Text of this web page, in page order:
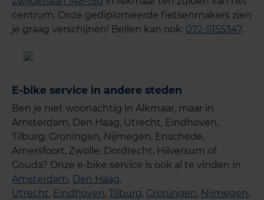
centrum. Onze gediplomeerde fietsenmakers zien
je graag verschijnen! Bellen kan ook: 072-5155347.
E-bike service in andere steden
Ben je niet woonachtig in Alkmaar, maar in
Amsterdam, Den Haag, Utrecht, Eindhoven,
Tilburg, Groningen, Nijmegen, Enschede,
Amersfoort, Zwolle, Dordrecht, Hilversum of
Gouda? Onze e-bike service is ook al te vinden in
Amsterdam, Den Haag,
Utrecht, Eindhoven, Tilburg, Groningen, Nijmegen,